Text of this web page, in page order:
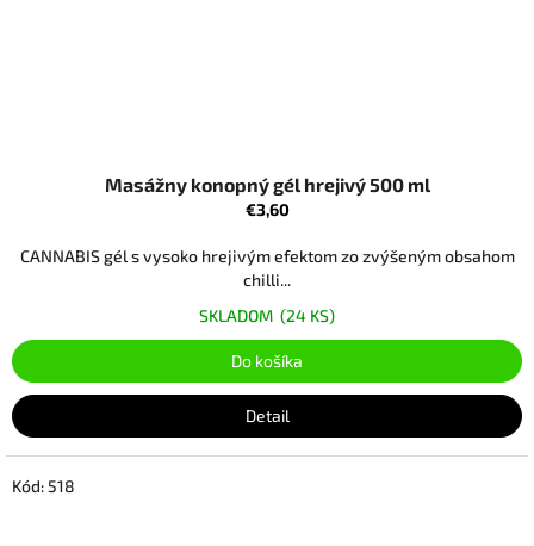
Masážny konopný gél hrejivý 500 ml
€3,60
CANNABIS gél s vysoko hrejivým efektom zo zvýšeným obsahom
chilli...
SKLADOM (24 KS)
Do košíka
Detail
Kód: 518